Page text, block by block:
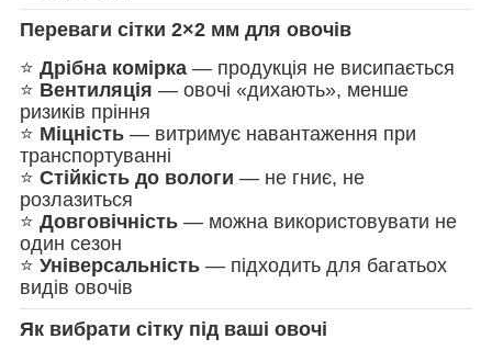
Переваги сітки 2×2 мм для овочів
⭐ Дрібна комірка — продукція не висипається
⭐ Вентиляція — овочі «дихають», менше
ризиків пріння
⭐ Міцність — витримує навантаження при
транспортуванні
⭐ Стійкість до вологи — не гниє, не
розлазиться
⭐ Довговічність — можна використовувати не
один сезон
⭐ Універсальність — підходить для багатьох
видів овочів
Як вибрати сітку під ваші овочі